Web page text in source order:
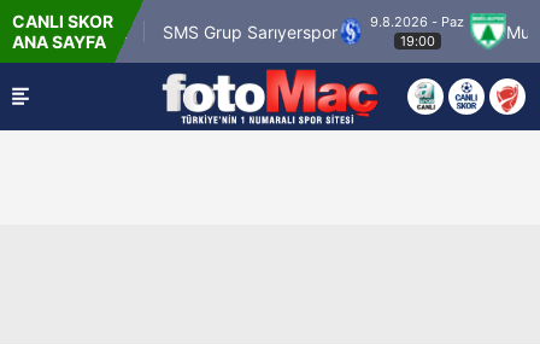
CANLI SKOR
ANA SAYFA
SMS Grup Sarıyerspor
9.8.2026 - Paz
19:00